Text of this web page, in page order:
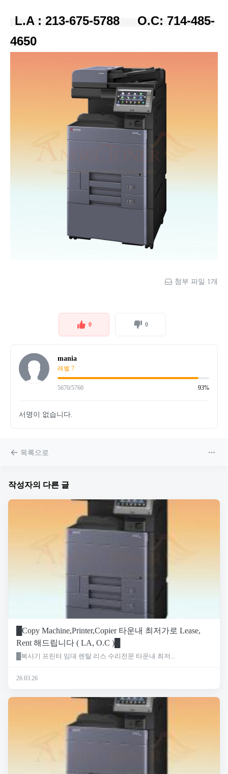
L.A : 213-675-5788 O.C: 714-485-
4650
첨부 파일 1개
0 0
mania
레벨 7
5670/5760 93%
서명이 없습니다.
목록으로
작성자의 다른 글
█Copy Machine,Printer,Copier 타운내 최저가로 Lease,
Rent 해드립니다 ( LA, O.C )█
█복사기 프린터 임대 렌탈 리스 수리전문 타운내 최저...
26.03.26